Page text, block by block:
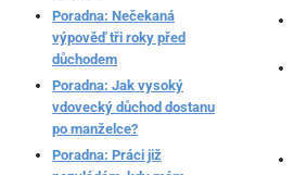
Poradna: Nečekaná
výpověď tři roky před
důchodem
Poradna: Jak vysoký
vdovecký důchod dostanu
po manželce?
Poradna: Práci již